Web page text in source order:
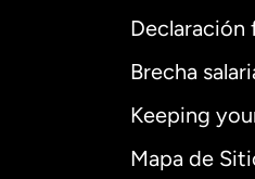
Declaración
Brecha
Keeping
Mapa de